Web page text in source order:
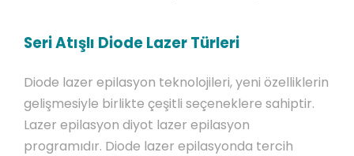
Seri Atışlı Diode Lazer Türleri
Diode lazer epilasyon teknolojileri, yeni özelliklerin
gelişmesiyle birlikte çeşitli seçeneklere sahiptir.
Lazer epilasyon diyot lazer epilasyon
programıdır. Diode lazer epilasyonda tercih